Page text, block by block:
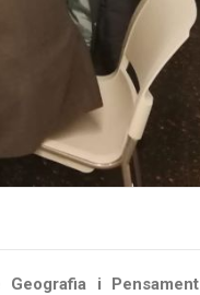
Geografia i Pensament